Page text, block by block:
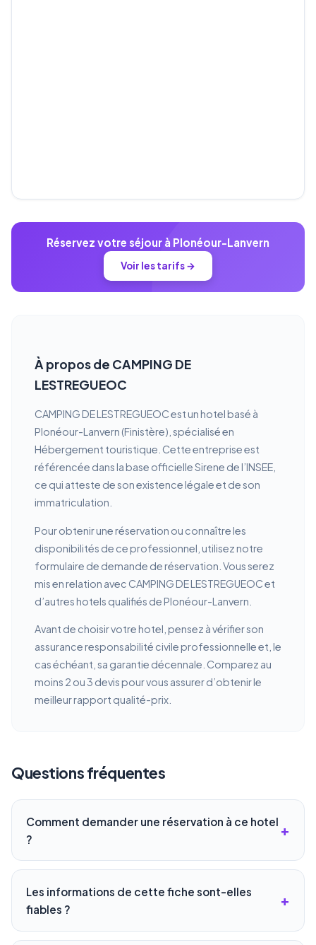
Réservez votre séjour à Plonéour-Lanvern
Voir les tarifs →
À propos de CAMPING DE
LESTREGUEOC
CAMPING DE LESTREGUEOC est un hotel basé à
Plonéour-Lanvern (Finistère), spécialisé en
Hébergement touristique. Cette entreprise est
référencée dans la base officielle Sirene de l’INSEE,
ce qui atteste de son existence légale et de son
immatriculation.
Pour obtenir une réservation ou connaître les
disponibilités de ce professionnel, utilisez notre
formulaire de demande de réservation. Vous serez
mis en relation avec CAMPING DE LESTREGUEOC et
d’autres hotels qualifiés de Plonéour-Lanvern.
Avant de choisir votre hotel, pensez à vérifier son
assurance responsabilité civile professionnelle et, le
cas échéant, sa garantie décennale. Comparez au
moins 2 ou 3 devis pour vous assurer d’obtenir le
meilleur rapport qualité-prix.
Questions fréquentes
Comment demander une réservation à ce hotel
?
Les informations de cette fiche sont-elles
fiables ?